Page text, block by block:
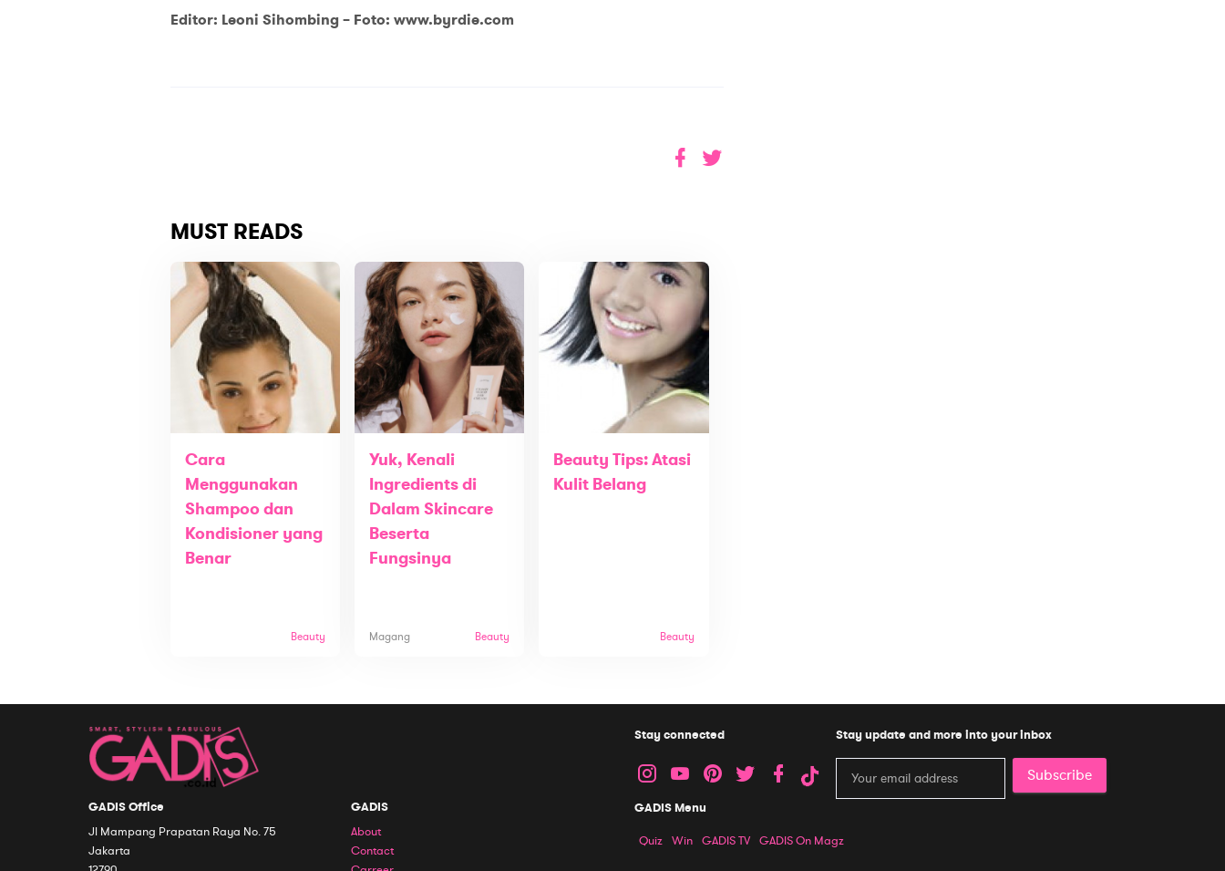
Editor: Leoni Sihombing – Foto: www.byrdie.com
MUST READS
Cara
Menggunakan
Shampoo dan
Kondisioner yang
Benar
Beauty
Yuk, Kenali
Ingredients di
Dalam Skincare
Beserta
Fungsinya
Magang Beauty
Beauty Tips: Atasi
Kulit Belang
Beauty
GADIS Office
Jl Mampang Prapatan Raya No. 75
Jakarta
GADIS
About
Contact
Stay connected Stay update and more into your inbox
Subscribe
GADIS Menu
Quiz Win GADIS TV GADIS On Magz